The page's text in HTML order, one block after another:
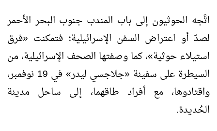
اتَّجه الحوثيون إلى باب المندب جنوب البحر الأحمر
لصدّ أو اعتراض السفن الإسرائيلية؛ فتمكنت «فرق
استيلاء حوثية»، كما وصفتها الصحف الإسرائيلية، من
السيطرة على سفينة «جلاجسي ليدر»
في 19 نوفمبر،
واقتادوها، مع أفراد طاقهما، إلى ساحل مدينة
الحُديدة.